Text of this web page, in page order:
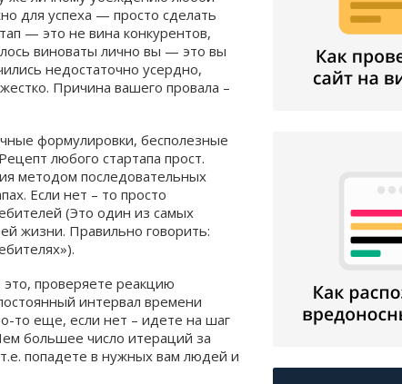
для успеха — просто сделать
— это не вина конкурентов,
виноваты лично вы — это вы
недостаточно усердно,
Причина вашего провала –
формулировки, бесполезные
любого стартапа прост.
методом последовательных
Если нет – то просто
(Это один из самых
жизни. Правильно говорить:
это, проверяете реакцию
интервал времени
то еще, если нет – идете на шаг
большее число итераций за
попадете в нужных вам людей и